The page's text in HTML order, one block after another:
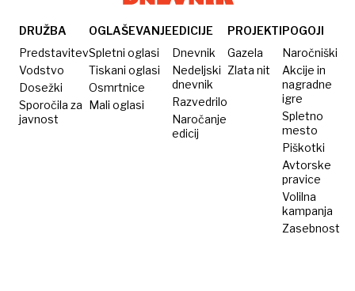
DRUŽBA
Predstavitev
Vodstvo
Dosežki
Sporočila za
javnost
OGLAŠEVANJE
Spletni oglasi
Tiskani oglasi
Osmrtnice
Mali oglasi
EDICIJE
Dnevnik
Nedeljski
dnevnik
Razvedrilo
Naročanje
edicij
PROJEKTI
Gazela
Zlata nit
POGOJI
Naročniški
Akcije in
nagradne
igre
Spletno
mesto
Piškotki
Avtorske
pravice
Volilna
kampanja
Zasebnost